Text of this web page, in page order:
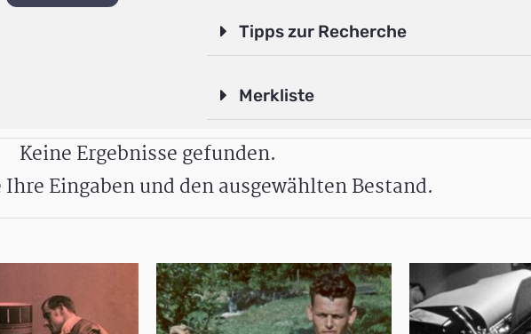
Tipps zur Recherche
Merkliste
Keine Ergebnisse gefunden.
Eingaben und den ausgewählten Bestand.